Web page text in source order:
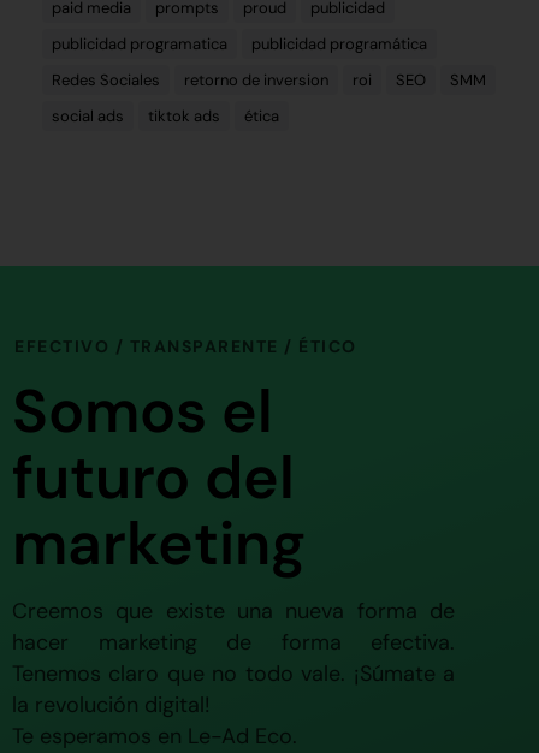
paid media
prompts proud
publicidad
publicidad programatica
publicidad programática
Redes Sociales
retorno de inversion roi SEO
SMM
social ads
tiktok ads ética
EFECTIVO / TRANSPARENTE / ÉTICO
Somos el
futuro del
marketing
Creemos que existe una nueva forma de
hacer marketing de forma efectiva.
Tenemos claro que no todo vale. ¡Súmate a
la revolución digital!
Te esperamos en Le-Ad Eco.